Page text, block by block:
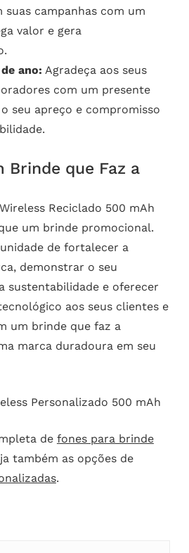
suas campanhas com um
valor e gera
ano: Agradeça aos seus
com um presente
seu apreço e compromisso
Brinde que Faz a
Reciclado 500 mAh
um brinde promocional.
de fortalecer a
demonstrar o seu
sustentabilidade e oferecer
aos seus clientes e
um brinde que faz a
marca duradoura em seu
Personalizado 500 mAh
de fones para brinde
também as opções de
.